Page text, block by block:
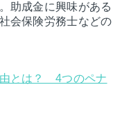
助成金に興味がある
会保険労務士などの
由とは？ 4つのペナ